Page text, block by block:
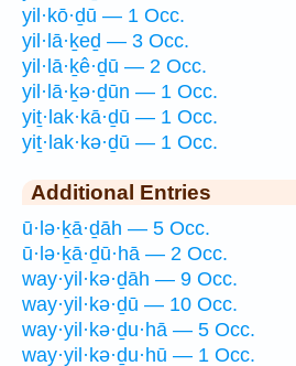
yil·kō·ḏū — 1 Occ.
yil·lā·ḵeḏ — 3 Occ.
yil·lā·ḵê·ḏū — 2 Occ.
yil·lā·ḵə·ḏūn — 1 Occ.
yiṯ·lak·kā·ḏū — 1 Occ.
yiṯ·lak·kə·ḏū — 1 Occ.
Additional Entries
ū·lə·ḵā·ḏāh — 5 Occ.
ū·lə·ḵā·ḏū·hā — 2 Occ.
way·yil·kə·ḏāh — 9 Occ.
way·yil·kə·ḏū — 10 Occ.
way·yil·kə·ḏu·hā — 5 Occ.
way·yil·kə·ḏu·hū — 1 Occ.